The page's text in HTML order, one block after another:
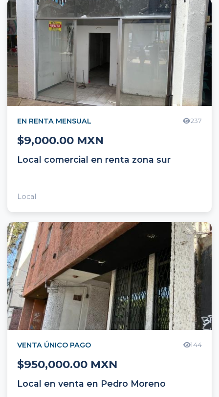
Atención al Cliente
¡Hola! Selecciona un contacto para
chatear en WhatsApp
Ventas
Agente 2
Rentas
EN RENTA MENSUAL 237
$9,000.00 MXN
Local comercial en renta zona sur
Local
VENTA ÚNICO PAGO 144
$950,000.00 MXN
Local en venta en Pedro Moreno